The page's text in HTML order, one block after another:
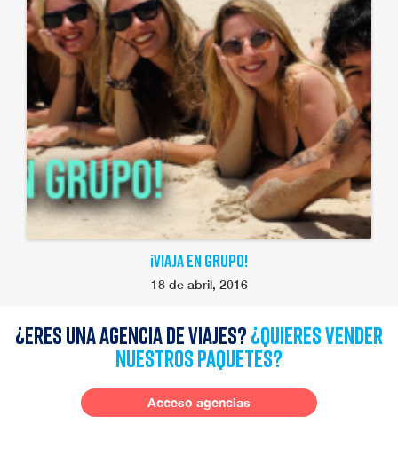
¡VIAJA EN GRUPO!
18 de abril, 2016
¿Eres una agencia de viajes?¿quieres vender
nuestros paquetes?
Acceso agencias